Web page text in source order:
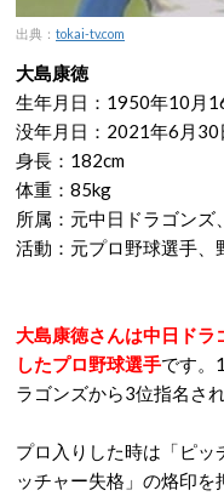
出典： tokai-tv.com
大島康徳
生年月日：1950年10月
没年月日：2021年6月30
身長：182cm
体重：85kg
所属：元中日ドラゴン
活動：元プロ野球選手、
大島康徳さんは中日ド
したプロ野球選手です。
ラゴンズから3位指名さ
プロ入りした時は「ピ
ッチャー失格」の烙印